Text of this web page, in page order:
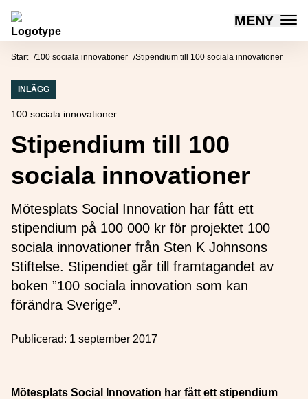
Hoppa till innehåll
Mötesplatsen Social Innovation MENY
Start 100 sociala innovationer Stipendium till 100 sociala innovationer
INLÄGG
100 sociala innovationer
Stipendium till 100
sociala innovationer
Mötesplats Social Innovation har fått ett
stipendium på 100 000 kr för projektet 100
sociala innovationer från Sten K Johnsons
Stiftelse. Stipendiet går till framtagandet av
boken ”100 sociala innovation som kan
förändra Sverige”.
Publicerad: 1 september 2017
Mötesplats Social Innovation har fått ett stipendium